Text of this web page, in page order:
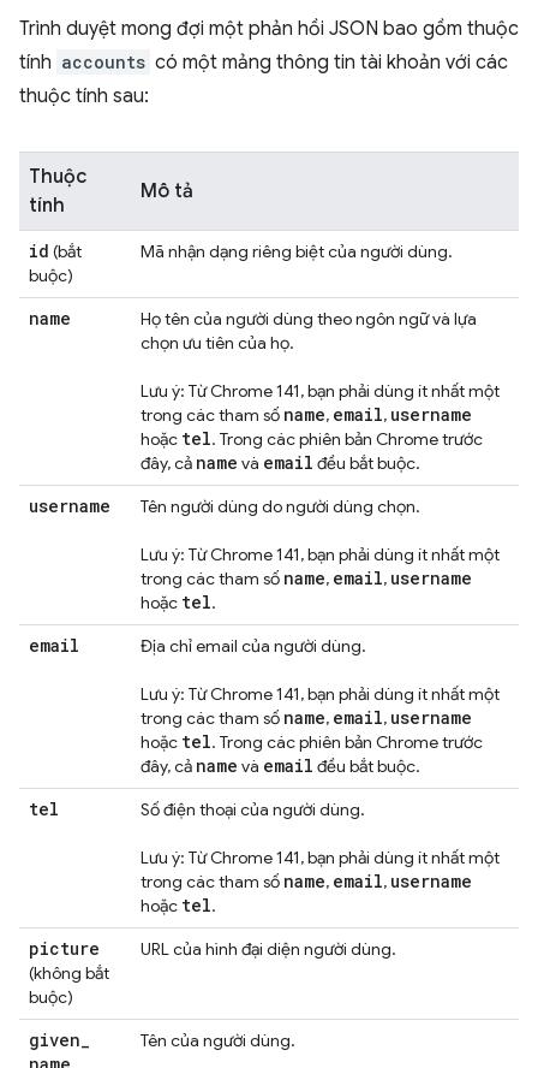
Trình duyệt mong đợi một phản hồi JSON bao gồm thuộc
tính accounts có một mảng thông tin tài khoản với các
thuộc tính sau:
Thuộc
tính
Mô tả
id (bắt
buộc)
Mã nhận dạng riêng biệt của người dùng.
name
Họ tên của người dùng theo ngôn ngữ và lựa
chọn ưu tiên của họ.
Lưu ý: Từ Chrome 141, bạn phải dùng ít nhất một
trong các tham số name, email, username
hoặc tel. Trong các phiên bản Chrome trước
đây, cả name và email đều bắt buộc.
username Tên người dùng do người dùng chọn.
Lưu ý: Từ Chrome 141, bạn phải dùng ít nhất một
trong các tham số name, email, username
hoặc tel.
email Địa chỉ email của người dùng.
Lưu ý: Từ Chrome 141, bạn phải dùng ít nhất một
trong các tham số name, email, username
hoặc tel. Trong các phiên bản Chrome trước
đây, cả name và email đều bắt buộc.
tel Số điện thoại của người dùng.
Lưu ý: Từ Chrome 141, bạn phải dùng ít nhất một
trong các tham số name, email, username
hoặc tel.
picture
(không bắt
buộc)
URL của hình đại diện người dùng.
given_
Tên của người dùng.